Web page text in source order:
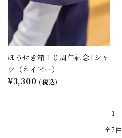
ほうせき箱１０周年記念Tシャ
ツ（ネイビー）
¥3,300 (税込)
1
全7件